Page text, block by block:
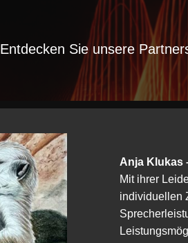
Entdecken Sie unsere
Anja Klukas
Mit ihrer
individuellen